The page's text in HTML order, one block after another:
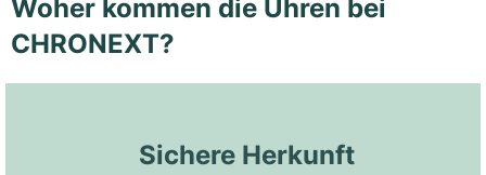
Woher kommen die Uhren bei
CHRONEXT?
Sichere Herkunft